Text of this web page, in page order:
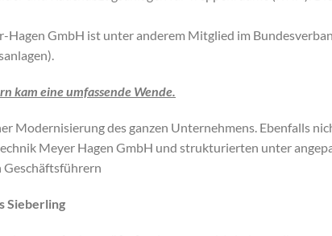
Hagen GmbH ist unter anderem Mitglied im
kam eine umfassende Wende.
Modernisierung des ganzen Unternehmens. Ebenfalls
Meyer Hagen GmbH und strukturierten unter
Geschäftsführern
Sieberling